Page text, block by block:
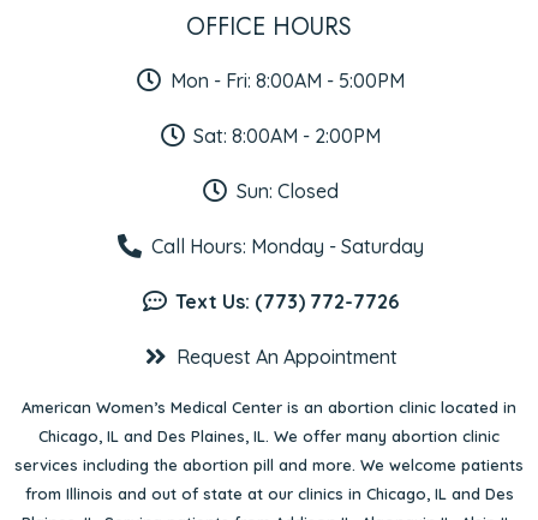
OFFICE HOURS
Mon - Fri: 8:00AM - 5:00PM
Sat: 8:00AM - 2:00PM
Sun: Closed
Call Hours: Monday - Saturday
Text Us: (773) 772-7726
Request An Appointment
American Women’s Medical Center is an abortion clinic located in
Chicago, IL and Des Plaines, IL. We offer many abortion clinic
services including the abortion pill and more. We welcome patients
from Illinois and out of state at our clinics in Chicago, IL and Des